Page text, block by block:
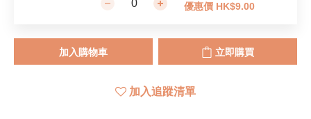
優惠價 HK$9.00
加入購物車 立即購買
加入追蹤清單